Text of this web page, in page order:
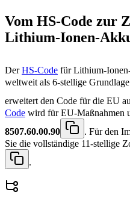
Vom HS-Code zur
Lithium-Ionen-
DerHS-Code für Lithium-
weltweit als 6-stellige
erweitert den Code für die EU
Code wird für EU-Maßnahmen
8507.60.00.90
. Für den
Sie die vollständige 11-stellige
.